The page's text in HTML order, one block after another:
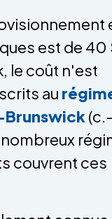
est de 40
le coût n'est
au
Brunswick
couvrent ces